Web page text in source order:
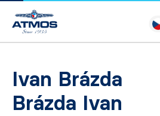
Ivan Brázda
Brázda Ivan